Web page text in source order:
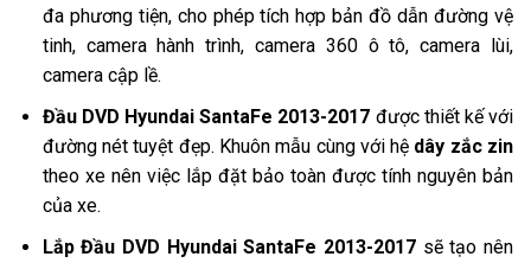
đa phương tiện, cho phép tích hợp bản đồ dẫn đường vệ
tinh, camera hành trình, camera 360 ô tô, camera lùi,
camera cập lề.
Đầu DVD Hyundai SantaFe 2013-2017 được thiết kế với
đường nét tuyệt đẹp. Khuôn mẫu cùng với hệ dây zắc zin
theo xe nên việc lắp đặt bảo toàn được tính nguyên bản
của xe.
Lắp Đầu DVD Hyundai SantaFe 2013-2017 sẽ tạo nên